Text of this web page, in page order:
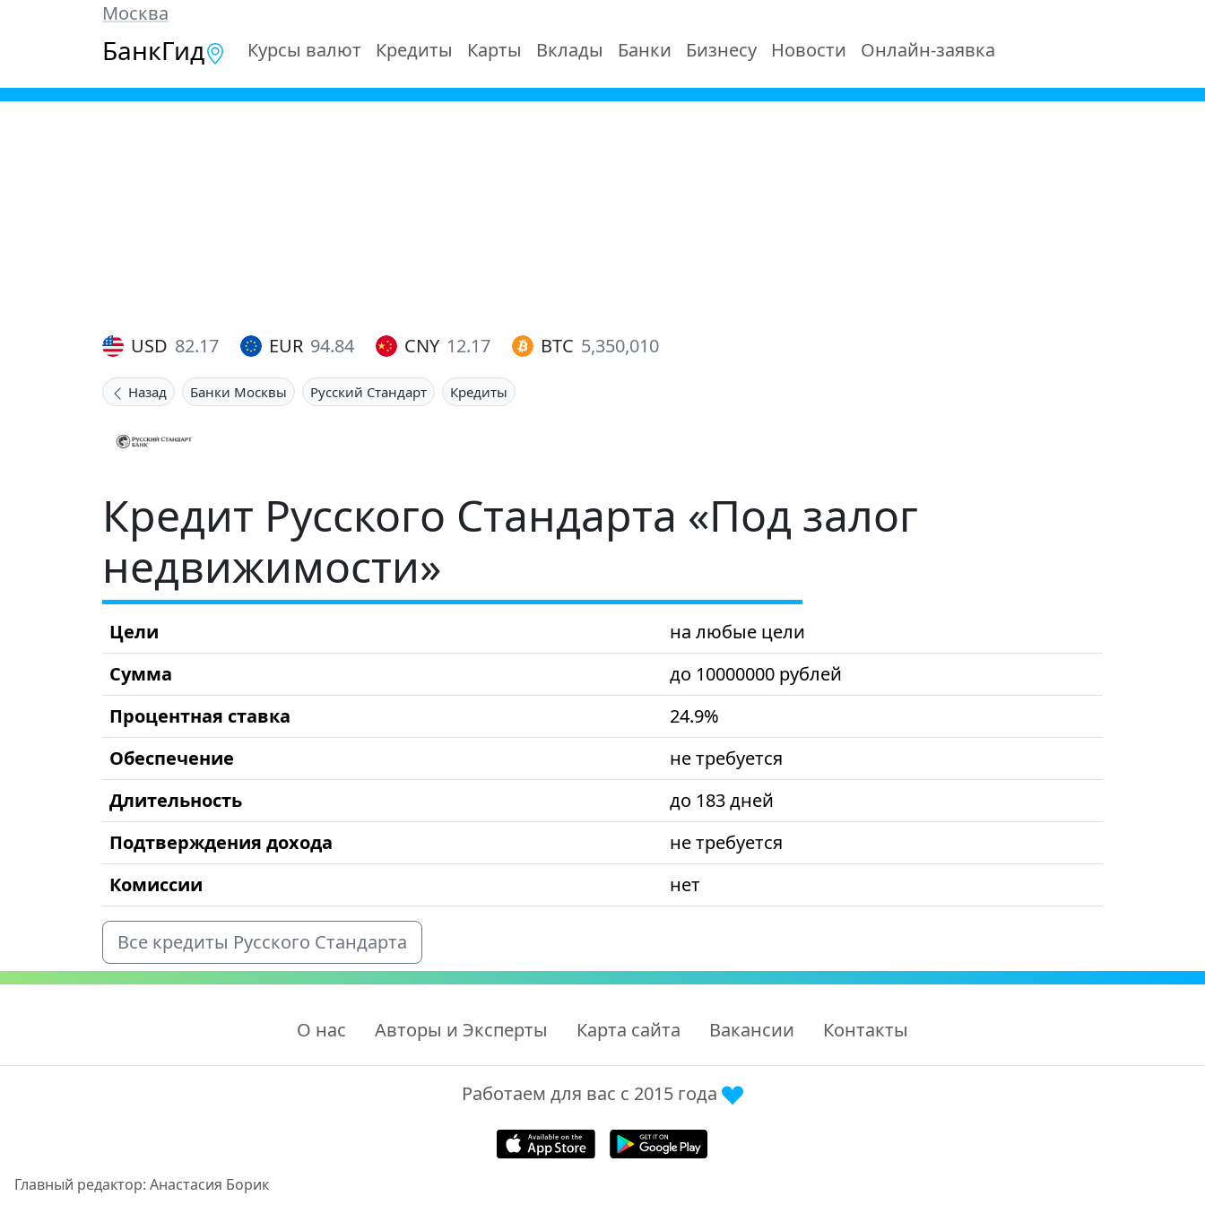
Москва
БанкГид Курсы валют Кредиты Карты Вклады Банки Бизнесу Новости Онлайн-заявка
USD 82.17 EUR 94.84 CNY 12.17 BTC 5,350,010
Назад Банки Москвы Русский Стандарт Кредиты
Кредит Русского Стандарта «Под залог
недвижимости»
Цели
на любые цели
Сумма
до 10000000 рублей
Процентная ставка
24.9%
Обеспечение
не требуется
Длительность
до 183 дней
Подтверждения дохода
не требуется
Комиссии
нет
Все кредиты Русского Стандарта
О нас Авторы и Эксперты Карта сайта Вакансии Контакты
Работаем для вас с 2015 года
Главный редактор: Анастасия Борик